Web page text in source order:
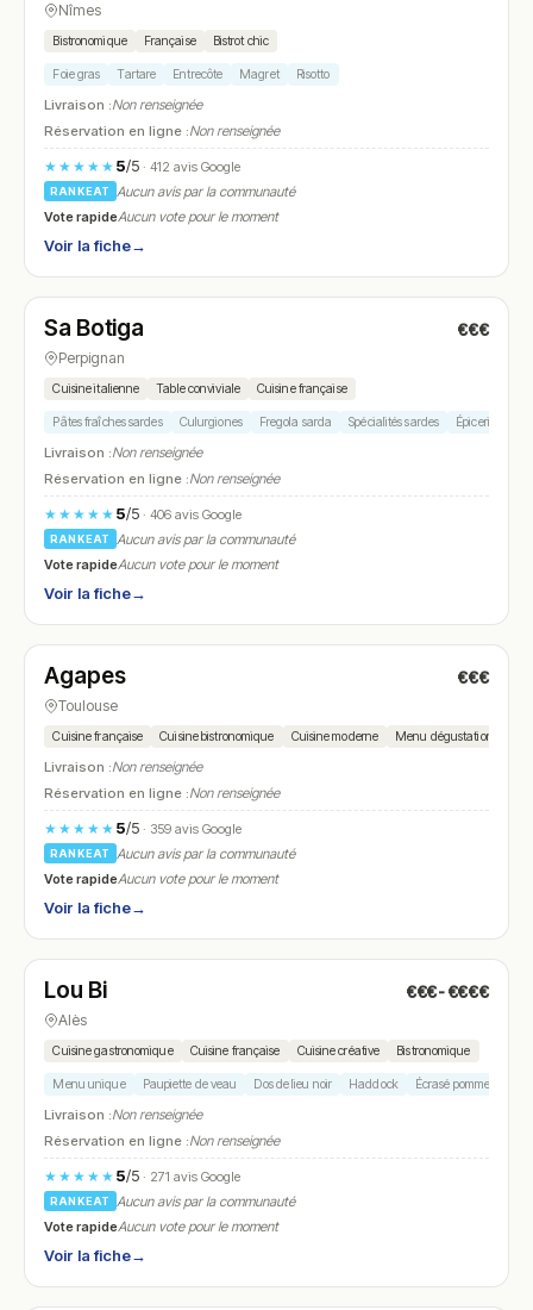
Nîmes
Bistronomique Française Bistrot chic
Foie gras Tartare Entrecôte Magret Risotto
Livraison :Non renseignée
Réservation en ligne :Non renseignée
★★★★★ 5/5· 412 avis Google
RANKEAT
Aucun avis par la communauté
Vote rapideAucun vote pour le moment
Voir la fiche→
N° 5
Sa Botiga €€€
Perpignan
Cuisine italienne Table conviviale Cuisine française
Pâtes fraîches sardes Culurgiones Fregola sarda Spécialités sardes Épicerie fine
Livraison :Non renseignée
Réservation en ligne :Non renseignée
★★★★★ 5/5· 406 avis Google
RANKEAT
Aucun avis par la communauté
Vote rapideAucun vote pour le moment
Voir la fiche→
N° 6
Agapes €€€
Toulouse
Cuisine française Cuisine bistronomique Cuisine moderne Menu dégustation
Livraison :Non renseignée
Réservation en ligne :Non renseignée
★★★★★ 5/5· 359 avis Google
RANKEAT
Aucun avis par la communauté
Vote rapideAucun vote pour le moment
Voir la fiche→
N° 7
Lou Bi €€€-€€€€
Alès
Cuisine gastronomique Cuisine française Cuisine créative Bistronomique
Menu unique Paupiette de veau Dos de lieu noir Haddock Écrasé pomme-poire
Livraison :Non renseignée
Réservation en ligne :Non renseignée
★★★★★ 5/5· 271 avis Google
RANKEAT
Aucun avis par la communauté
Vote rapideAucun vote pour le moment
Voir la fiche→